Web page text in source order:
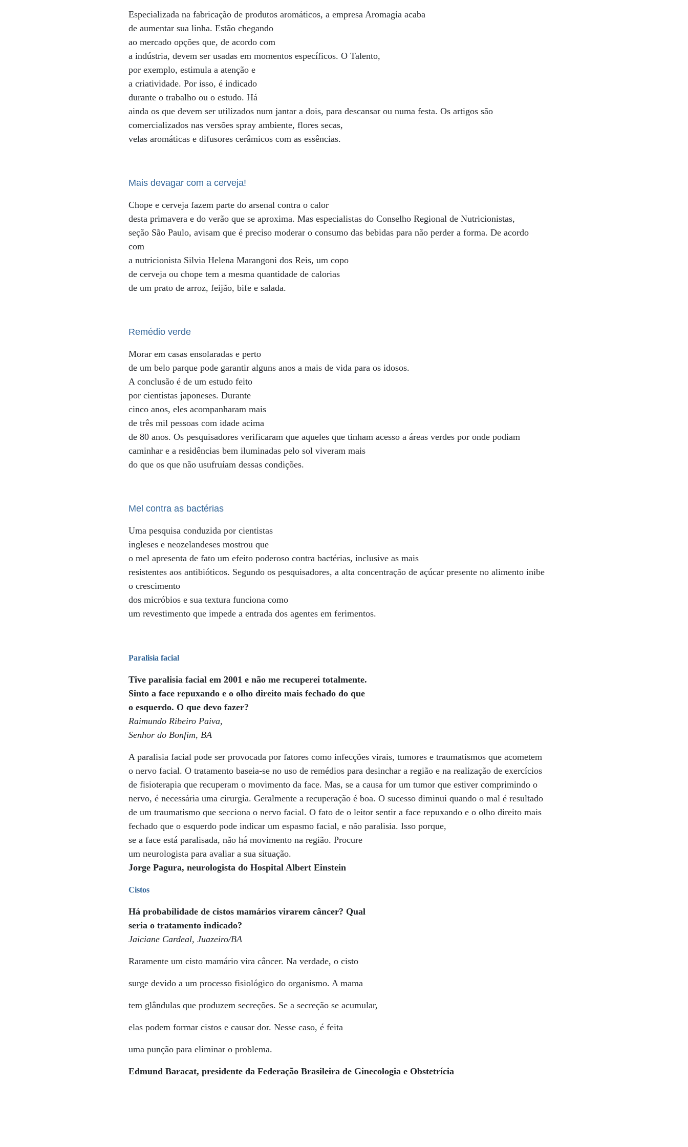
Especializada na fabricação de produtos aromáticos, a empresa Aromagia acaba
de aumentar sua linha. Estão chegando
ao mercado opções que, de acordo com
a indústria, devem ser usadas em momentos específicos. O Talento,
por exemplo, estimula a atenção e
a criatividade. Por isso, é indicado
durante o trabalho ou o estudo. Há
ainda os que devem ser utilizados num jantar a dois, para descansar ou numa festa. Os artigos são
comercializados nas versões spray ambiente, flores secas,
velas aromáticas e difusores cerâmicos com as essências.
Mais devagar com a cerveja!
Chope e cerveja fazem parte do arsenal contra o calor
desta primavera e do verão que se aproxima. Mas especialistas do Conselho Regional de Nutricionistas,
seção São Paulo, avisam que é preciso moderar o consumo das bebidas para não perder a forma. De acordo
com
a nutricionista Silvia Helena Marangoni dos Reis, um copo
de cerveja ou chope tem a mesma quantidade de calorias
de um prato de arroz, feijão, bife e salada.
Remédio verde
Morar em casas ensolaradas e perto
de um belo parque pode garantir alguns anos a mais de vida para os idosos.
A conclusão é de um estudo feito
por cientistas japoneses. Durante
cinco anos, eles acompanharam mais
de três mil pessoas com idade acima
de 80 anos. Os pesquisadores verificaram que aqueles que tinham acesso a áreas verdes por onde podiam
caminhar e a residências bem iluminadas pelo sol viveram mais
do que os que não usufruíam dessas condições.
Mel contra as bactérias
Uma pesquisa conduzida por cientistas
ingleses e neozelandeses mostrou que
o mel apresenta de fato um efeito poderoso contra bactérias, inclusive as mais
resistentes aos antibióticos. Segundo os pesquisadores, a alta concentração de açúcar presente no alimento inibe
o crescimento
dos micróbios e sua textura funciona como
um revestimento que impede a entrada dos agentes em ferimentos.
Paralisia facial
Tive paralisia facial em 2001 e não me recuperei totalmente.
Sinto a face repuxando e o olho direito mais fechado do que
o esquerdo. O que devo fazer?
Raimundo Ribeiro Paiva,
Senhor do Bonfim, BA
A paralisia facial pode ser provocada por fatores como infecções virais, tumores e traumatismos que acometem
o nervo facial. O tratamento baseia-se no uso de remédios para desinchar a região e na realização de exercícios
de fisioterapia que recuperam o movimento da face. Mas, se a causa for um tumor que estiver comprimindo o
nervo, é necessária uma cirurgia. Geralmente a recuperação é boa. O sucesso diminui quando o mal é resultado
de um traumatismo que secciona o nervo facial. O fato de o leitor sentir a face repuxando e o olho direito mais
fechado que o esquerdo pode indicar um espasmo facial, e não paralisia. Isso porque,
se a face está paralisada, não há movimento na região. Procure
um neurologista para avaliar a sua situação.
Jorge Pagura, neurologista do Hospital Albert Einstein
Cistos
Há probabilidade de cistos mamários virarem câncer? Qual
seria o tratamento indicado?
Jaiciane Cardeal, Juazeiro/BA
Raramente um cisto mamário vira câncer. Na verdade, o cisto
surge devido a um processo fisiológico do organismo. A mama
tem glândulas que produzem secreções. Se a secreção se acumular,
elas podem formar cistos e causar dor. Nesse caso, é feita
uma punção para eliminar o problema.
Edmund Baracat, presidente da Federação Brasileira de Ginecologia e Obstetrícia